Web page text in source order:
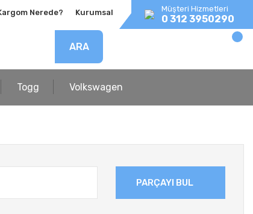
Nerede? Kurumsal Müşteri Hizmetleri
0 312 3950290
ARA
Togg Volkswagen
PARÇAYI BUL